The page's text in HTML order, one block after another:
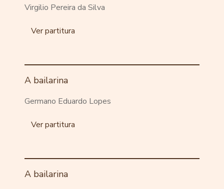
Virgilio Pereira da Silva
Ver partitura
A bailarina
Germano Eduardo Lopes
Ver partitura
A bailarina